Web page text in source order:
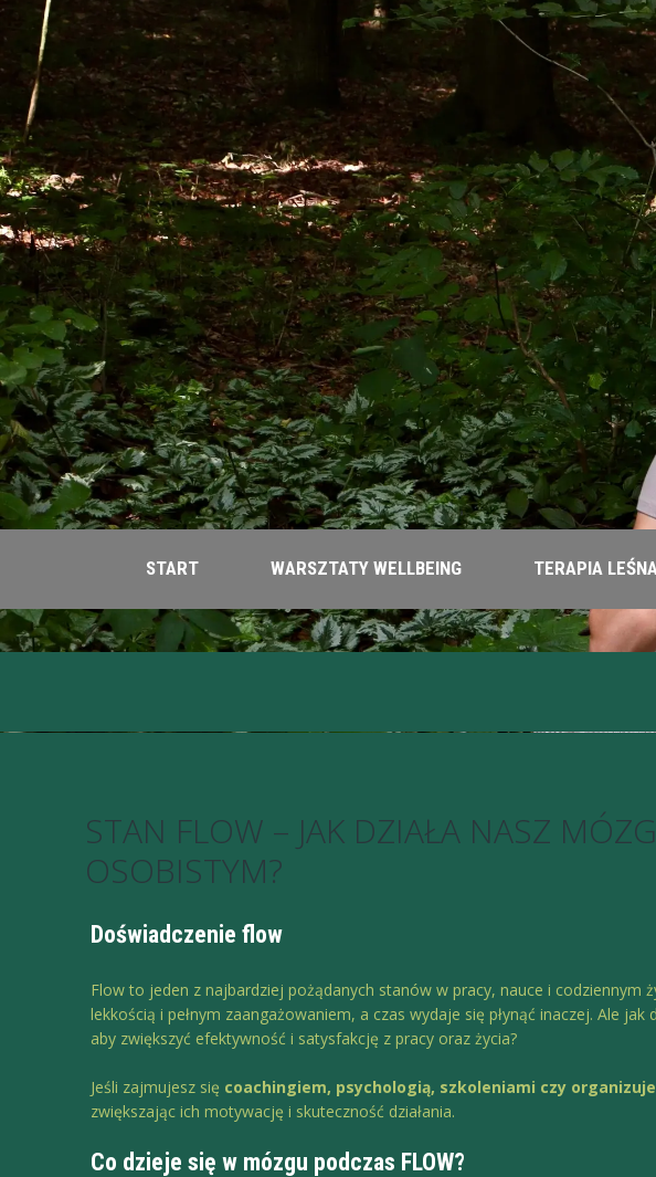
START WARSZTATY WELLBEING TERAPIA
STAN FLOW – JAK DZIAŁA NASZ
OSOBISTYM?
Doświadczenie flow
Flow to jeden z najbardziej pożądanych stanów w pracy, nauce i codziennym
lekkością i pełnym zaangażowaniem, a czas wydaje się płynąć inaczej. Ale
aby zwiększyć efektywność i satysfakcję z pracy oraz życia?
Jeśli zajmujesz się coachingiem, psychologią, szkoleniami czy
zwiększając ich motywację i skuteczność działania.
Co dzieje się w mózgu podczas FLOW?